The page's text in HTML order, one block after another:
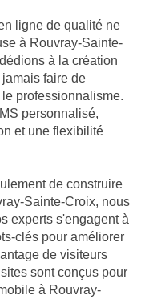
ligne de qualité ne
à Rouvray-Sainte-
à la création
faire de
professionnalisme.
personnalisé,
et une flexibilité
de construire
Sainte-Croix, nous
experts s'engagent à
clés pour améliorer
de visiteurs
sont conçus pour
à Rouvray-